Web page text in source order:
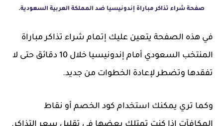
صفحة شراء تذاكر مباراة إندونيسيا ضد المملكة العربية السعودية.
في هذه الصفحة يتعين عليك إتمام شراء تذاكر مباراة
المنتخب السعودي أمام إندونيسيا خلال 10 دقائق حتى لا
تفقدها وتضطر لإعادة الخطوات من جديد.
وكما تري يمكنك استخدام كود الخصم أو نقاط